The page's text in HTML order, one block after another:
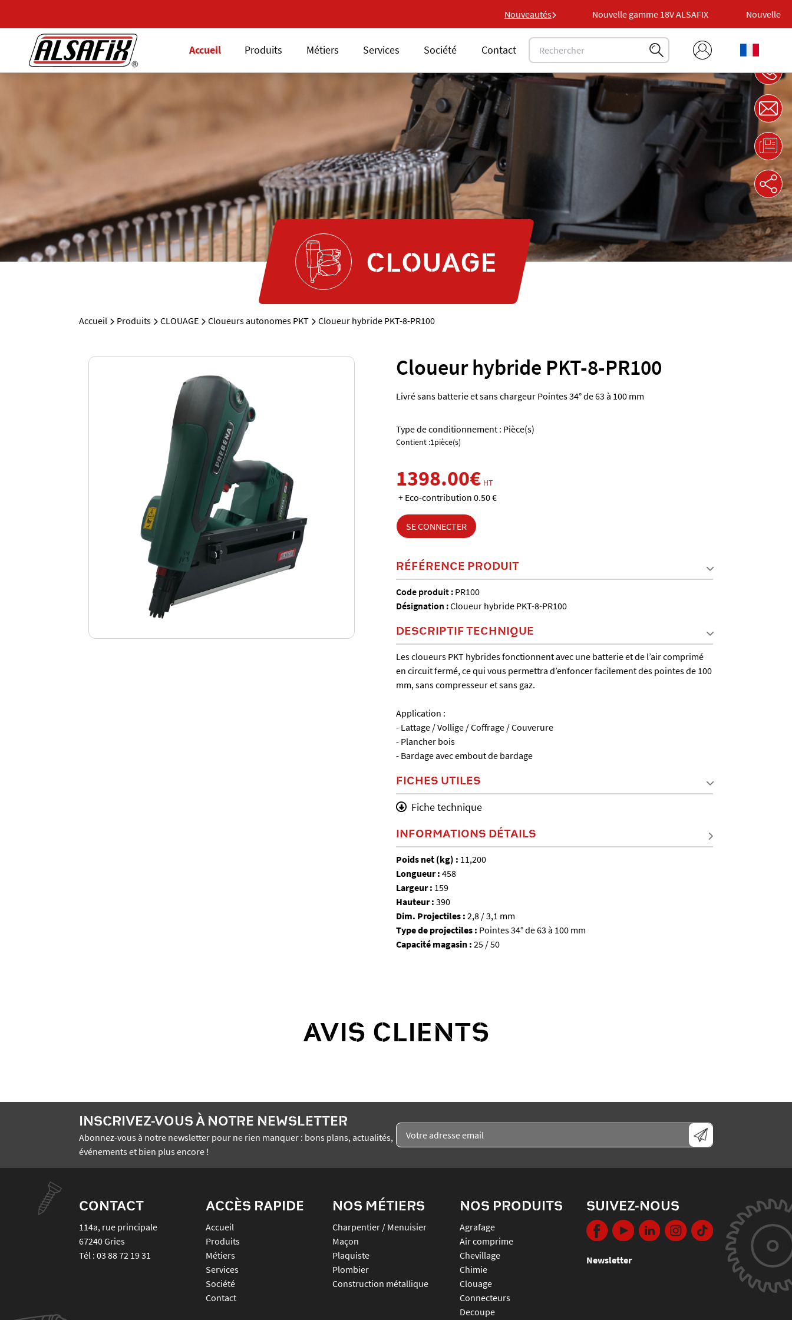
Nouveautés
Nouvelle gamme 18V ALSAFIX Nouvelle gamme 18V ALSAFIX Nouvelle
Accueil Produits Métiers Services Société Contact
CLOUAGE
Accueil Produits CLOUAGE Cloueurs autonomes PKT Cloueur hybride PKT-8-PR100
Cloueur hybride PKT-8-PR100
Livré sans batterie et sans chargeur Pointes 34° de 63 à 100 mm
Type de conditionnement : Pièce(s)
Contient :1pièce(s)
1398.00€ HT
+ Eco-contribution 0.50 €
SE CONNECTER
RÉFÉRENCE PRODUIT
Code produit : PR100
Désignation :Cloueur hybride PKT-8-PR100
DESCRIPTIF TECHNIQUE
Les cloueurs PKT hybrides fonctionnent avec une batterie et de l’air comprimé
en circuit fermé, ce qui vous permettra d’enfoncer facilement des pointes de 100
mm, sans compresseur et sans gaz.
Application :
- Lattage / Vollige / Coffrage / Couverure
- Plancher bois
- Bardage avec embout de bardage
FICHES UTILES
Fiche technique
INFORMATIONS DÉTAILS
Poids net (kg) : 11,200
Longueur : 458
Largeur : 159
Hauteur : 390
Dim. Projectiles : 2,8 / 3,1 mm
Type de projectiles : Pointes 34° de 63 à 100 mm
Capacité magasin : 25 / 50
AVIS CLIENTS
INSCRIVEZ-VOUS À NOTRE NEWSLETTER
Abonnez-vous à notre newsletter pour ne rien manquer : bons plans, actualités,
événements et bien plus encore !
CONTACT
114a, rue principale
67240Gries
Tél :03 88 72 19 31
ACCÈS RAPIDE
Accueil
Produits
Métiers
Services
Société
Contact
NOS MÉTIERS
Charpentier / Menuisier
Maçon
Plaquiste
Plombier
Construction métallique
NOS PRODUITS
agrafage
air comprime
chevillage
chimie
clouage
connecteurs
decoupe
SUIVEZ-NOUS
Newsletter